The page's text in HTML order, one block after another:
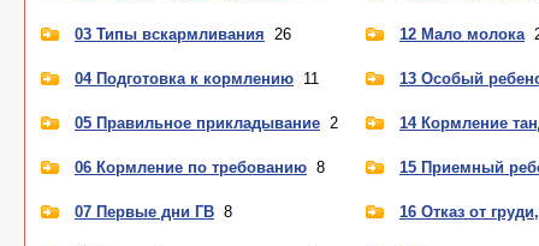
03 Типы вскармливания 26
04 Подготовка к кормлению 11
05 Правильное прикладывание 2
06 Кормление по требованию 8
07 Первые дни ГВ 8
12 Мало молока
13 Особый
14 Кормление
15 Приемный
16 Отказ от